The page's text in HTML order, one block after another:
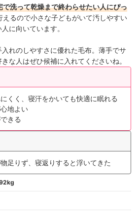
洗って乾燥まで終わらせたい人にぴっ
えるので小さな子どもがいて汚しやすい
に向いています。
れのしやすさに優れた毛布。薄手でサ
な人はぜひ候補に入れてくださいね。
くく、寝汗をかいても快適に眠れる
地よい
きる
足りず、寝返りすると浮いてきた